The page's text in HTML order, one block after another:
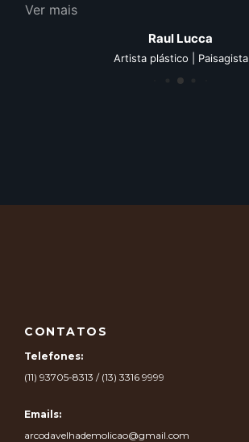
Ver mais
Raul Lucca
Artista plástico | Paisagista
CONTATOS
Telefones:
(11) 93705-8313 / (13) 3316 9999
Emails:
arcodavelhademolicao@gmail.com